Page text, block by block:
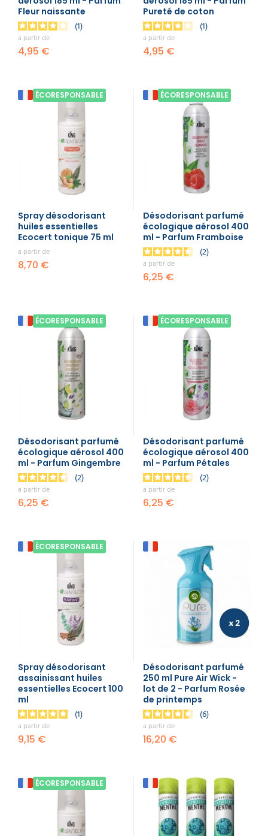
Fleur naissante
1
a partir de
4,95 €
Pureté de coton
1
a partir de
4,95 €
ÉCORESPONSABLE
Spray désodorisant
huiles essentielles
Ecocert tonique 75 ml
a partir de
8,70 €
ÉCORESPONSABLE
Désodorisant parfumé
écologique aérosol 400
ml - Parfum Framboise
2
a partir de
6,25 €
ÉCORESPONSABLE
Désodorisant parfumé
écologique aérosol 400
ml - Parfum Gingembre
2
a partir de
6,25 €
ÉCORESPONSABLE
Désodorisant parfumé
écologique aérosol 400
ml - Parfum Pétales
2
a partir de
6,25 €
ÉCORESPONSABLE
Spray désodorisant
assainissant huiles
essentielles Ecocert 100
ml
1
a partir de
9,15 €
Désodorisant parfumé
250 ml Pure Air Wick -
lot de 2 - Parfum Rosée
de printemps
6
a partir de
16,20 €
ÉCORESPONSABLE